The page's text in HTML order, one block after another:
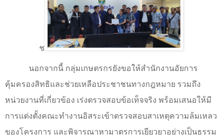
ช
นอกจากนี้ กลุ่มเกษตรกรยังขอให้สำนักงานอัยการ
คุ้มครองสิทธิและช่วยเหลือประชาชนทางกฎหมาย รวมถึง
หน่วยงานที่เกี่ยวข้อง เร่งตรวจสอบข้อเท็จจริง พร้อมเสนอให้มี
การแต่งตั้งคณะทำงานอิสระเข้าตรวจสอบสาเหตุความล้มเหลว
ของโครงการ และพิจารณาหามาตรการเยียวยาอย่างเป็นธรรม